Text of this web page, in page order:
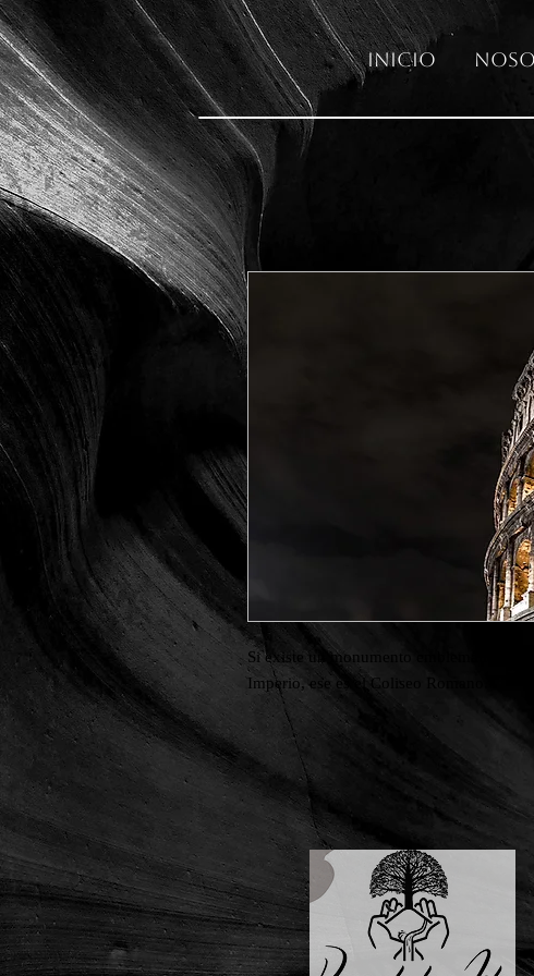
Inicio
Si existe un monumento emblemático que
Imperio, ese es el Coliseo Romano.